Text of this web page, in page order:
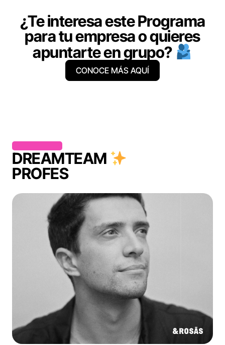
¿Te interesa este Programa
para tu empresa o quieres
apuntarte en grupo?
CONOCE MÁS AQUÍ
DREAMTEAM
PROFES